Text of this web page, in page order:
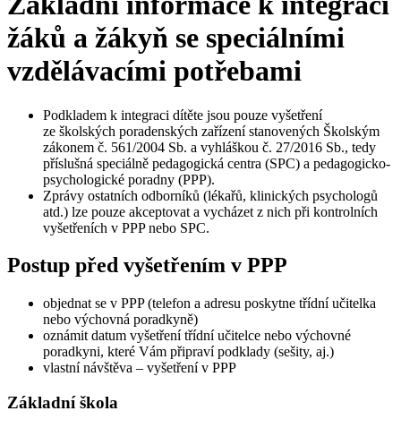
žáků a žákyň se speciálními
vzdělávacími potřebami
Podkladem k integraci dítěte jsou pouze vyšetření
ze školských poradenských zařízení stanovených Školským
zákonem č. 561/2004 Sb. a vyhláškou č. 27/2016 Sb., tedy
příslušná speciálně pedagogická centra (SPC) a pedagogicko-
psychologické poradny (PPP).
Zprávy ostatních odborníků (lékařů, klinických psychologů
atd.) lze pouze akceptovat a vycházet z nich při kontrolních
vyšetřeních v PPP nebo SPC.
Postup před vyšetřením v PPP
objednat se v PPP (telefon a adresu poskytne třídní učitelka
nebo výchovná poradkyně)
oznámit datum vyšetření třídní učitelce nebo výchovné
poradkyni, které Vám připraví podklady (sešity, aj.)
vlastní návštěva – vyšetření v PPP
Základní škola